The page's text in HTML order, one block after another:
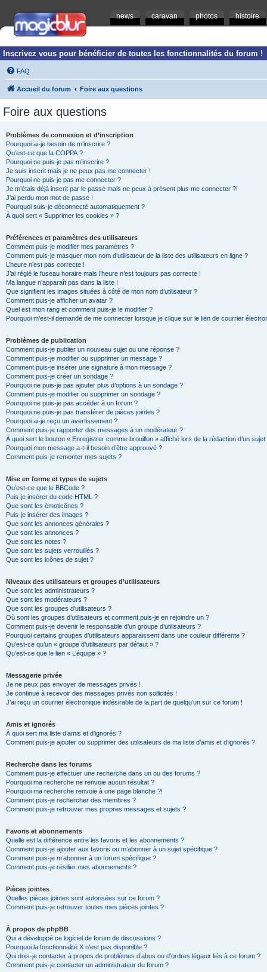
news caravan photos histoire
Inscrivez vous pour bénéficier de toutes les fonctionnalités du forum !
FAQ
Accueil du forum Foire aux questions
Foire aux questions
Problèmes de connexion et d’inscription
Pourquoi ai-je besoin de m’inscrire ?
Qu’est-ce que la COPPA ?
Pourquoi ne puis-je pas m’inscrire ?
Je suis inscrit mais je ne peux pas me connecter !
Pourquoi ne puis-je pas me connecter ?
Je m’étais déjà inscrit par le passé mais ne peux à présent plus me connecter ?!
J’ai perdu mon mot de passe !
Pourquoi suis-je déconnecté automatiquement ?
À quoi sert « Supprimer les cookies » ?
Préférences et paramètres des utilisateurs
Comment puis-je modifier mes paramètres ?
Comment puis-je masquer mon nom d’utilisateur de la liste des utilisateurs en ligne ?
L’heure n’est pas correcte !
J’ai réglé le fuseau horaire mais l’heure n’est toujours pas correcte !
Ma langue n’apparaît pas dans la liste !
Que signifient les images situées à côté de mon nom d’utilisateur ?
Comment puis-je afficher un avatar ?
Quel est mon rang et comment puis-je le modifier ?
Pourquoi m’est-il demandé de me connecter lorsque je clique sur le lien de courrier
Problèmes de publication
Comment puis-je publier un nouveau sujet ou une réponse ?
Comment puis-je modifier ou supprimer un message ?
Comment puis-je insérer une signature à mon message ?
Comment puis-je créer un sondage ?
Pourquoi ne puis-je pas ajouter plus d’options à un sondage ?
Comment puis-je modifier ou supprimer un sondage ?
Pourquoi ne puis-je pas accéder à un forum ?
Pourquoi ne puis-je pas transférer de pièces jointes ?
Pourquoi ai-je reçu un avertissement ?
Comment puis-je rapporter des messages à un modérateur ?
À quoi sert le bouton « Enregistrer comme brouillon » affiché lors de la rédaction d’un sujet
Pourquoi mon message a-t-il besoin d’être approuvé ?
Comment puis-je remonter mes sujets ?
Mise en forme et types de sujets
Qu’est-ce que le BBCode ?
Puis-je insérer du code HTML ?
Que sont les émoticônes ?
Puis-je insérer des images ?
Que sont les annonces générales ?
Que sont les annonces ?
Que sont les notes ?
Que sont les sujets verrouillés ?
Que sont les icônes de sujet ?
Niveaux des utilisateurs et groupes d’utilisateurs
Que sont les administrateurs ?
Que sont les modérateurs ?
Que sont les groupes d’utilisateurs ?
Où sont les groupes d’utilisateurs et comment puis-je en rejoindre un ?
Comment puis-je devenir le responsable d’un groupe d’utilisateurs ?
Pourquoi certains groupes d’utilisateurs apparaissent dans une couleur différente ?
Qu’est-ce qu’un « groupe d’utilisateurs par défaut » ?
Qu’est-ce que le lien « L’équipe » ?
Messagerie privée
Je ne peux pas envoyer de messages privés !
Je continue à recevoir des messages privés non sollicités !
J’ai reçu un courrier électronique indésirable de la part de quelqu’un sur ce forum !
Amis et ignorés
À quoi sert ma liste d’amis et d’ignorés ?
Comment puis-je ajouter ou supprimer des utilisateurs de ma liste d’amis et d’ignorés ?
Recherche dans les forums
Comment puis-je effectuer une recherche dans un ou des forums ?
Pourquoi ma recherche ne renvoie aucun résultat ?
Pourquoi ma recherche renvoie à une page blanche ?!
Comment puis-je rechercher des membres ?
Comment puis-je retrouver mes propres messages et sujets ?
Favoris et abonnements
Quelle est la différence entre les favoris et les abonnements ?
Comment puis-je ajouter aux favoris ou m’abonner à un sujet spécifique ?
Comment puis-je m’abonner à un forum spécifique ?
Comment puis-je résilier mes abonnements ?
Pièces jointes
Quelles pièces jointes sont autorisées sur ce forum ?
Comment puis-je retrouver toutes mes pièces jointes ?
À propos de phpBB
Qui a développé ce logiciel de forum de discussions ?
Pourquoi la fonctionnalité X n’est pas disponible ?
Qui dois-je contacter à propos de problèmes d’abus ou d’ordres légaux liés à ce forum ?
Comment puis-je contacter un administrateur du forum ?